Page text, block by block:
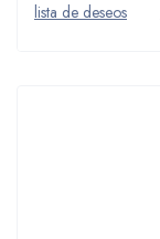
lista de deseos